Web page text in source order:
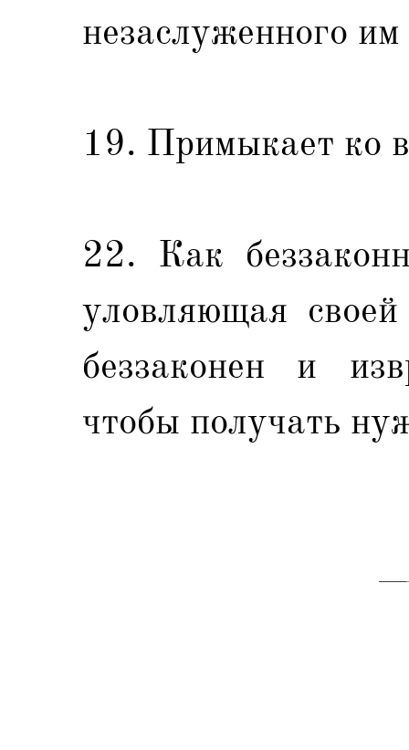
незаслуженного
19. Примыкает ко
22. Как
уловляющая
беззаконен и
чтобы получать